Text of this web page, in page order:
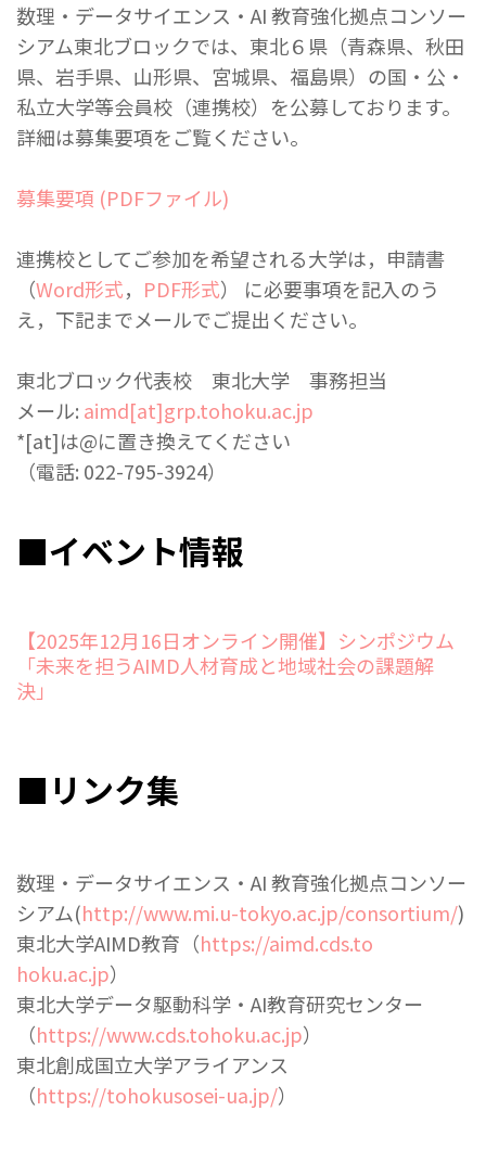
数理・データサイエンス・AI 教育強化拠点コンソー
シアム東北ブロックでは、東北６県（青森県、秋田
県、岩手県、山形県、宮城県、福島県）の国・公 ・
私立大学等会員校（連携校）を公募しております。
詳細は募集要項をご覧ください。
募集要項 (PDFファイル)
連携校としてご参加を希望される大学は，申請書
（Word形式， PDF形式） に必要事項を記入のう
え，下記までメールでご提出ください。
東北ブロック代表校 東北大学 事務担当
メール: aimd[at]grp.tohoku.ac.jp
*[at]は@に置き換えてください
（電話: 022-795-3924）
■イベント情報
【2025年12月16日オンライン開催】シンポジウム
「未来を担うAIMD人材育成と地域社会の課題解
決」
■リンク集
数理・データサイエンス・AI 教育強化拠点コンソー
シアム(http://www.mi.u-tokyo.ac.jp/consortium/)
東北大学AIMD教育（https://aimd.cds.to
hoku.ac.jp）
東北大学データ駆動科学・AI教育研究センター
（https://www.cds.tohoku.ac.jp）
東北創成国立大学アライアンス
（https://tohokusosei-ua.jp/）